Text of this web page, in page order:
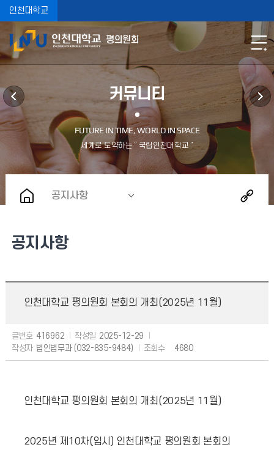
인천대학교
평의원회
커뮤니티
공지사항
공지사항
인천대학교 평의원회 본회의 개최(2025년 11월)
글번호 416962 작성일 2025-12-29
작성자 법인법무과 (032-835-9484) 조회수 4680
인천대학교 평의원회 본회의 개최(2025년 11월)
2025년 제10차(임시) 인천대학교 평의원회 본회의